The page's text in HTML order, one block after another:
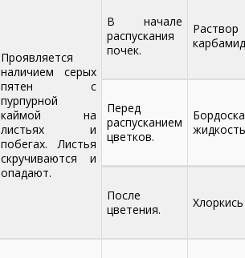
Проявляется
наличием серых
пятен с
пурпурной
каймой на
листьях и
побегах. Листья
скручиваются и
опадают.
В начале
распускания
почек.
Раствор
Перед
распусканием
цветков.
После
цветения.